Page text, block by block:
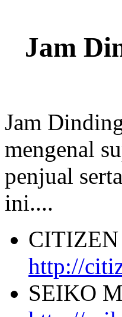
Jam
Jam
mengenal
penjual
ini....
CITIZEN
http://
SEIKO